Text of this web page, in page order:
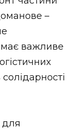
–
важливе
для